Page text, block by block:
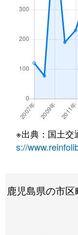
※出典：国土交
s://
鹿児島県の市